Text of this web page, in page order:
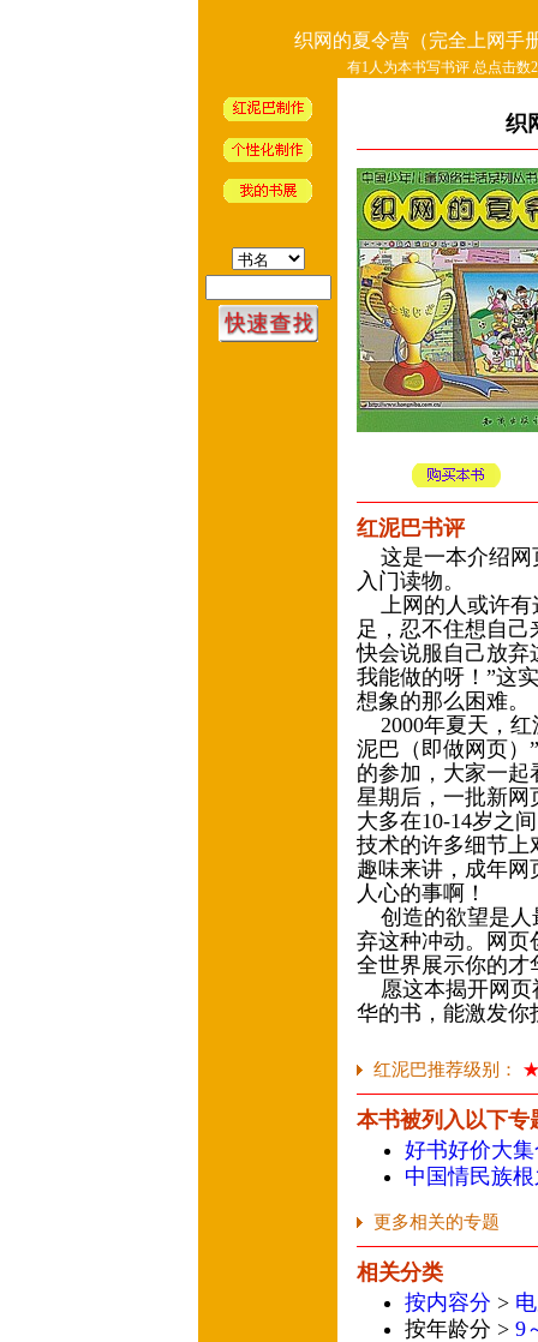
织网的夏令营（完全上网手
有1人为本书写书评 总点击数
织
红泥巴书评
这是一本介绍网
入门读物。
上网的人或许有
足，忍不住想自
快会说服自己放弃
我能做的呀！”这
想象的那么困难。
2000年夏天，红
泥巴（即做网页）
的参加，大家一
星期后，一批新网
大多在10-14岁之
技术的许多细节上
趣味来讲，成年
人心的事啊！
创造的欲望是人
弃这种冲动。网页
全世界展示你的
愿这本揭开网页
华的书，能激发你
红泥巴推荐级别：
本书被列入以下专
好书好价大
中国情民族
更多相关的专题
相关分类
按内容分 >
按年龄分 > 9